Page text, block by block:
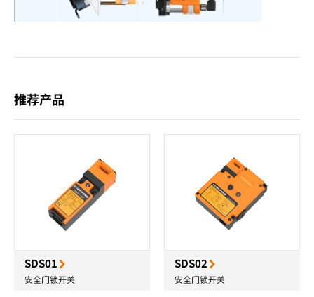
推荐产品
SDS01
安全门锁开关
SDS02
安全门锁开关